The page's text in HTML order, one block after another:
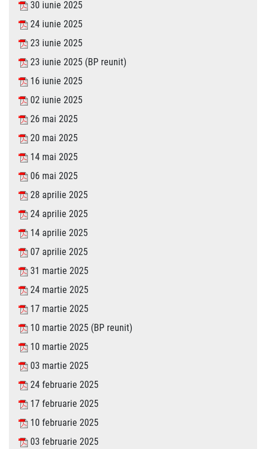
30 iunie 2025
24 iunie 2025
23 iunie 2025
23 iunie 2025 (BP reunit)
16 iunie 2025
02 iunie 2025
26 mai 2025
20 mai 2025
14 mai 2025
06 mai 2025
28 aprilie 2025
24 aprilie 2025
14 aprilie 2025
07 aprilie 2025
31 martie 2025
24 martie 2025
17 martie 2025
10 martie 2025 (BP reunit)
10 martie 2025
03 martie 2025
24 februarie 2025
17 februarie 2025
10 februarie 2025
03 februarie 2025